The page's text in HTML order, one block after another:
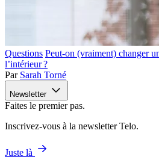
Questions Peut-on (vraiment) changer
l’intérieur ?
Par Sarah Torné
Newsletter
Faites le premier pas.
Inscrivez-vous à la newsletter Telo.
Juste là